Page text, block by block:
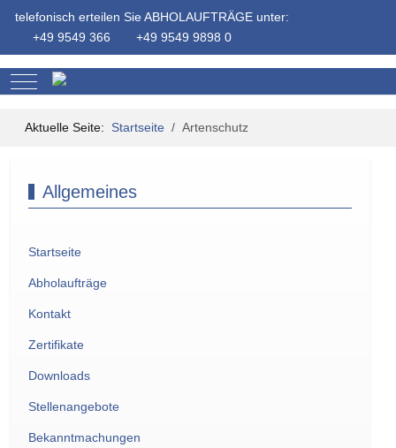
telefonisch erteilen Sie ABHOLAUFTRÄGE unter:
+49 9549 366
+49 9549 9898 0
Mobile Menu Toggle
Aktuelle Seite: Startseite Artenschutz
Allgemeines
Startseite
Abholaufträge
Kontakt
Zertifikate
Downloads
Stellenangebote
Bekanntmachungen